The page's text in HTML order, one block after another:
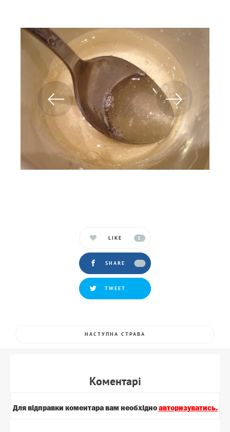
LIKE 1
SHARE
TWEET
НАСТУПНА СТРАВА
Коментарi
Для вiдправки коментара вам необхiдно авторизуватись.